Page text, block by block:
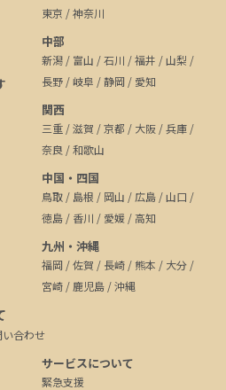
東京 /神奈川
中部
新潟 / 富山 /石川 /福井 /山梨 /
長野 /岐阜 /静岡 / 愛知
関西
三重 /滋賀 /京都 / 大阪 /兵庫 /
奈良 /和歌山
中国・四国
鳥取 / 島根 / 岡山 / 広島 /山口 /
徳島 / 香川 / 愛媛 /高知
九州・沖縄
福岡 /佐賀 / 長崎 /熊本 / 大分 /
宮崎 / 鹿児島 /沖縄
い合わせ
サービスについて
緊急支援